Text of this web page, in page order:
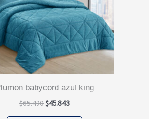
plumon babycord azul king
$65.490El
$45.843El